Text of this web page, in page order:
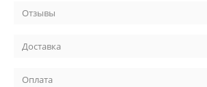
Отзывы
Доставка
Оплата